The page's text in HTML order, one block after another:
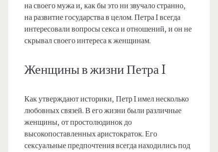
на своего мужа и, как бы это ни звучало странно,
на развитие государства в целом. Петра I всегда
интересовали вопросы секса и отношений, и он не
скрывал своего интереса к женщинам.
Женщины в жизни Петра I
Как утверждают историки, Петр I имел несколько
любовных связей. В его жизни были различные
женщины, от простолюдинок до
высокопоставленных аристократок. Его
сексуальные предпочтения всегда находились под